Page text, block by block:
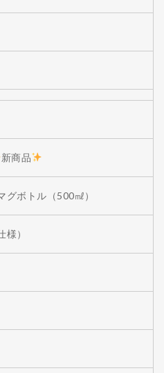
新商品
グボトル（500㎖）
様）